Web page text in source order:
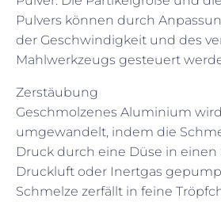
Pulvers können durch
der Geschwindigkeit und des
Mahlwerkzeugs gesteuert
Zerstäubung
Geschmolzenes Aluminium
umgewandelt, indem die
Druck durch eine Düse in einen
Druckluft oder Inertgas
Schmelze zerfällt in feine